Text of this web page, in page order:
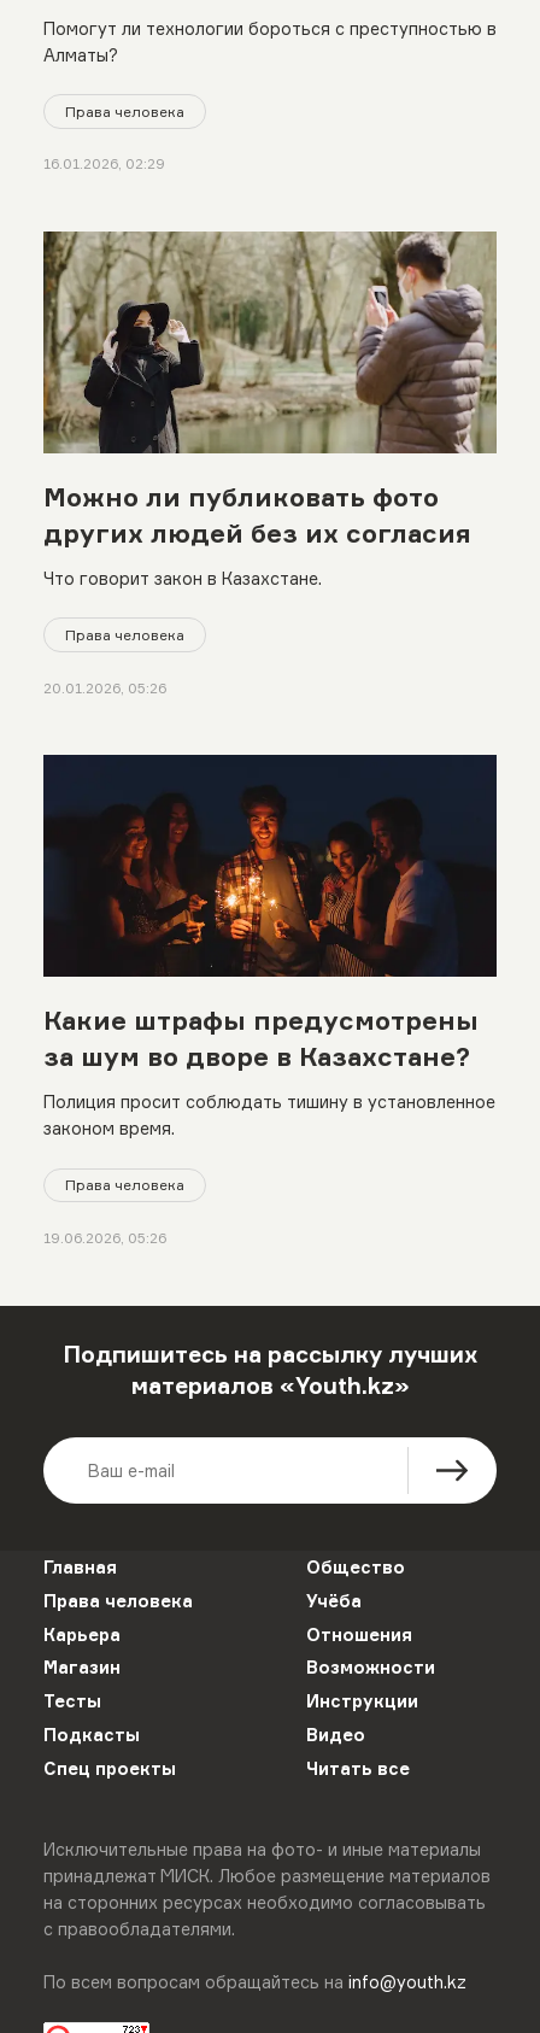
конфиденциальности частной
жизни»
Помогут ли технологии бороться с преступностью в
Алматы?
Права человека
16.01.2026, 02:29
Можно ли публиковать фото
других людей без их согласия
Что говорит закон в Казахстане.
Права человека
20.01.2026, 05:26
Какие штрафы предусмотрены
за шум во дворе в Казахстане?
Полиция просит соблюдать тишину в установленное
законом время.
Права человека
19.06.2026, 05:26
Подпишитесь на рассылку лучших
материалов «Youth.kz»
Главная
Общество
Права человека
Учёба
Карьера
Отношения
Магазин
Возможности
Тесты
Инструкции
Подкасты
Видео
Спец проекты
Читать все
Исключительные права на фото- и иные материалы
принадлежат МИСК. Любое размещение материалов
на сторонних ресурсах необходимо согласовывать
с правообладателями.
По всем вопросам обращайтесь на info@youth.kz